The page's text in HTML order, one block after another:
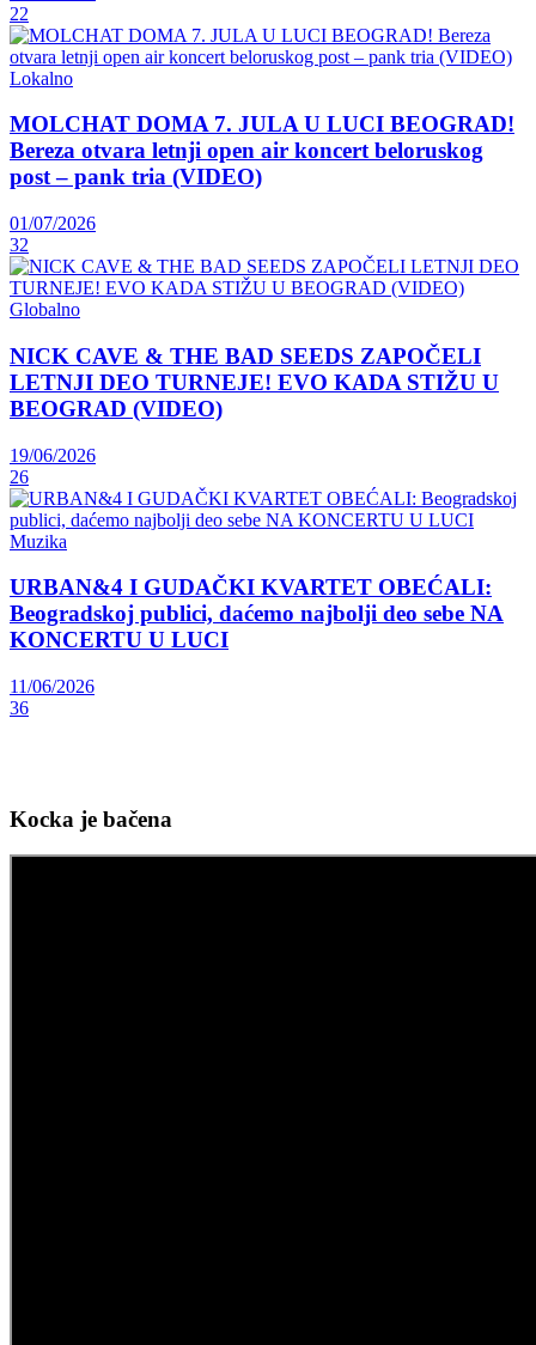
22
Lokalno
MOLCHAT DOMA 7. JULA U LUCI BEOGRAD!
Bereza otvara letnji open air koncert beloruskog
post – pank tria (VIDEO)
01/07/2026
32
Globalno
NICK CAVE & THE BAD SEEDS ZAPOČELI
LETNJI DEO TURNEJE! EVO KADA STIŽU U
BEOGRAD (VIDEO)
19/06/2026
26
Muzika
URBAN&4 I GUDAČKI KVARTET OBEĆALI:
Beogradskoj publici, daćemo najbolji deo sebe NA
KONCERTU U LUCI
11/06/2026
36
Kocka je bačena